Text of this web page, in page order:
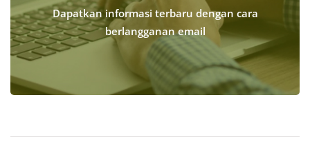
Dapatkan informasi terbaru dengan cara
berlangganan email